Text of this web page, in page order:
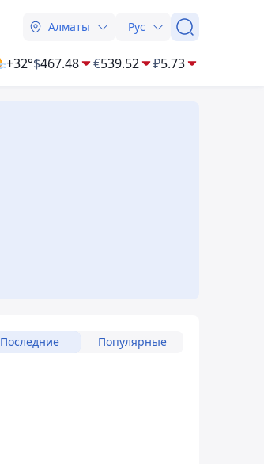
Алматы Рус
+32°$467.48 €539.52 ₽5.73
Последние Популярные